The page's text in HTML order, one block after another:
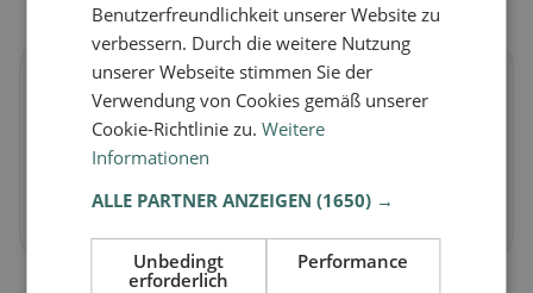
🌱
Vegano in Winterthur
Benutzerfreundlichkeit unserer Website zu
verbessern. Durch die weitere Nutzung
unserer Webseite stimmen Sie der
Verwendung von Cookies gemäß unserer
Cookie-Richtlinie zu.Weitere
Informationen
ALLE PARTNER ANZEIGEN(1650) →
Unbedingt
erforderlich
Performance